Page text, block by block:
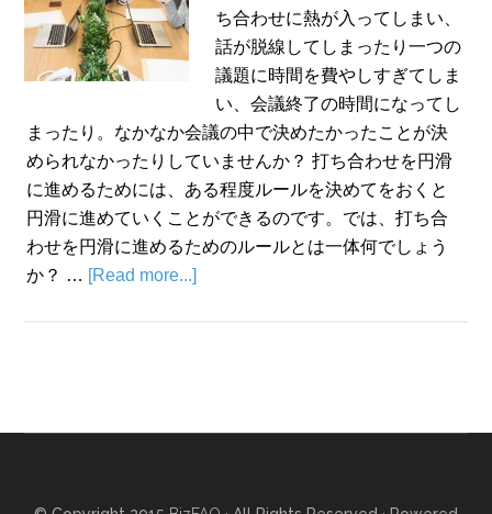
ち合わせに熱が入ってしまい、
話が脱線してしまったり一つの
議題に時間を費やしすぎてしま
い、会議終了の時間になってし
まったり。なかなか会議の中で決めたかったことが決
められなかったりしていませんか？ 打ち合わせを円滑
に進めるためには、ある程度ルールを決めてをおくと
円滑に進めていくことができるのです。では、打ち合
わせを円滑に進めるためのルールとは一体何でしょう
か？ … [Read more...]